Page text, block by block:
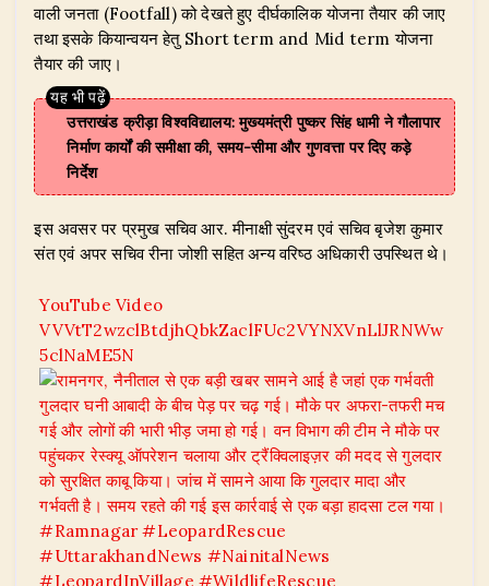
वाली जनता (Footfall) को देखते हुए दीर्घकालिक योजना तैयार की जाए
तथा इसके कियान्वयन हेतु Short term and Mid term योजना
तैयार की जाए।
उत्तराखंड क्रीड़ा विश्वविद्यालय: मुख्यमंत्री पुष्कर सिंह धामी ने गौलापार
निर्माण कार्यों की समीक्षा की, समय-सीमा और गुणवत्ता पर दिए कड़े
निर्देश
​इस अवसर पर प्रमुख सचिव आर. मीनाक्षी सुंदरम एवं सचिव बृजेश कुमार
संत एवं अपर सचिव रीना जोशी सहित अन्य वरिष्ठ अधिकारी उपस्थित थे।
YouTube Video
VVVtT2wzclBtdjhQbkZaclFUc2VYNXVnLlJRNWw
5clNaME5N